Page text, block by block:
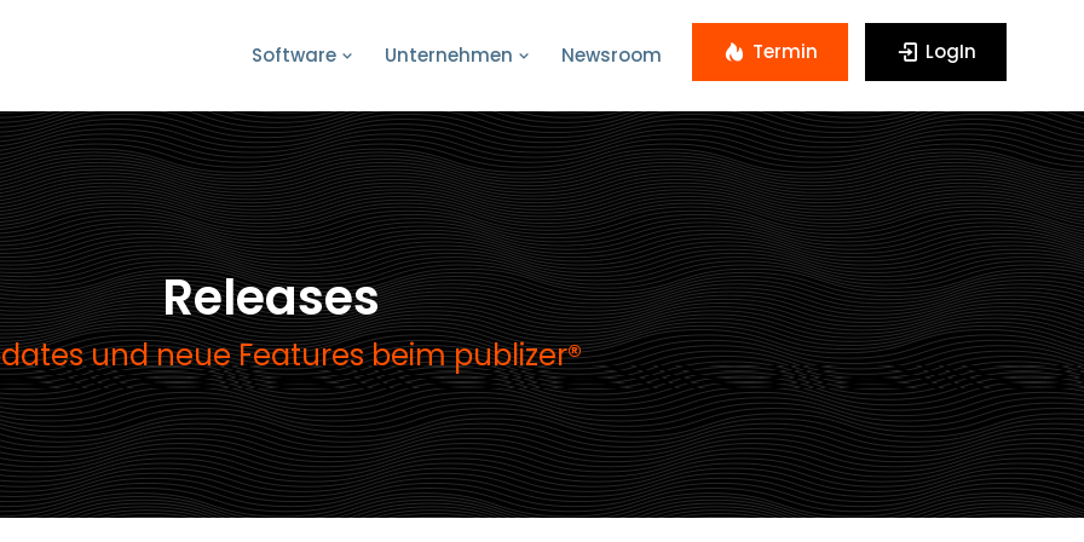
Software Unternehmen Newsroom Termin LogIn
Releases
und neue Features beim publizer®